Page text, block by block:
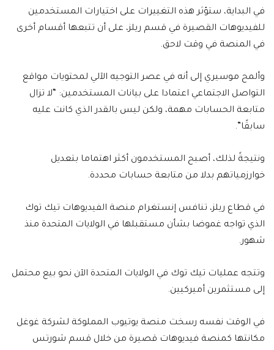
في البداية، ستؤثر هذه التغييرات على اختيارات المستخدمين
للفيديوهات القصيرة في قسم ريلز، على أن تتبعها أقسام أخرى
في المنصة في وقت لاحق.
وألمح موسيري إلى أنه في عصر التوجيه الآلي لمحتويات مواقع
التواصل الاجتماعي اعتمادا على بيانات المستخدمين: “لا تزال
متابعة الحسابات مهمة، ولكن ليس بالقدر الذي كانت عليه
سابقًا”.
ونتيجةً لذلك، أصبح المستخدمون أكثر اهتماما بتعديل
خوارزمياتهم بدلا من متابعة حسابات محددة.
في قطاع ريلز، تنافس إنستغرام منصة الفيديوهات تيك توك
الذي تواجه غموضا بشأن مستقبلها في الولايات المتحدة منذ
شهور.
وتتجه عمليات تيك توك في الولايات المتحدة الآن نحو بيع محتمل
إلى مستثمرين أميركيين.
في الوقت نفسه رسخت منصة يوتيوب المملوكة لشركة غوغل
مكانتها كمنصة فيديوهات قصيرة من خلال قسم شورتس